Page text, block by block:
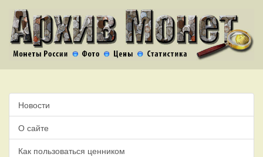
Новости
О сайте
Как пользоваться ценником